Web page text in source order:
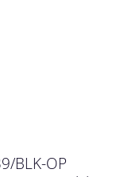
BLK-OP